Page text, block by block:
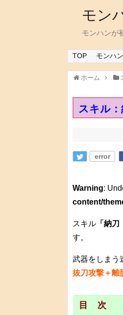
モン
モンハンが
TOP モンハ
ホーム
スキル
error
Warning:
content/
スキル 「納
す。
武器をしまう
抜刀攻撃＋離
目次